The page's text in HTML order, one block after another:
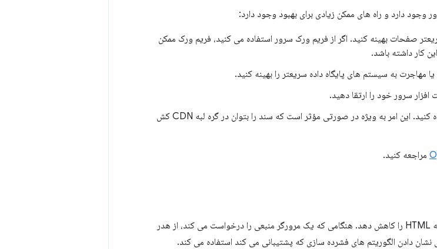
وجود دارد و راه های ممکن زیادی برای بهبود وجود دارد:
صفحات بهینه کنید. اگر از فریم ورک سرور استفاده می کنید، فریم ورک ممکن
کار داشته باشد.
مهاجرت به سیستم های پایگاه داده سریعتر را بهینه کنید.
از CDN برای کاهش تأخیر شبکه استفاده کنید. این امر به ویژه در صورتی مؤثر است که سند را بتوان در گره لبه CDN کش
مراجعه کنید.
فشرده سازی متن می تواند اندازه کلی سند اولیه HTML را کاهش دهد. هنگامی که یک مرورگر منبعی را درخواست می کند، از هدر
نشان دادن الگوریتم های فشرده سازی که پشتیبانی می کند استفاده می کند.